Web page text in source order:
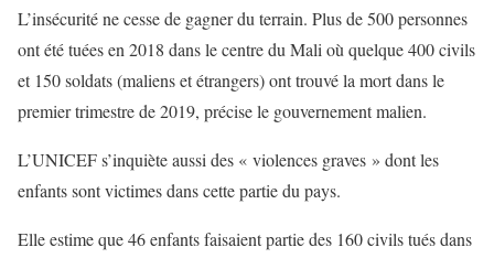
L’insécurité ne cesse de gagner du terrain. Plus de 500 personnes
ont été tuées en 2018 dans le centre du Mali où quelque 400 civils
et 150 soldats (maliens et étrangers) ont trouvé la mort dans le
premier trimestre de 2019, précise le gouvernement malien.
L’UNICEF s’inquiète aussi des « violences graves » dont les
enfants sont victimes dans cette partie du pays.
Elle estime que 46 enfants faisaient partie des 160 civils tués dans